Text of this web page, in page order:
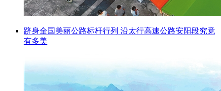
跻身全国美丽公路标杆行列 沿太行高速公路安阳段究竟
有多美